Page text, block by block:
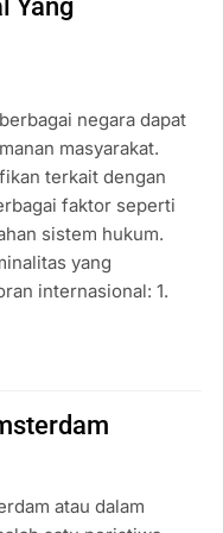
Yang
negara dapat
masyarakat.
terkait dengan
faktor seperti
sistem hukum.
yang
internasional: 1.
atau dalam
Ojol The Game,